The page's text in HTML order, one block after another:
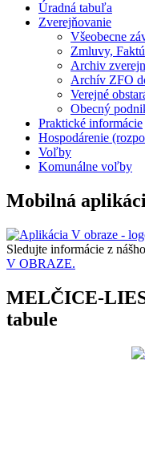
Úradná tabuľa
Zverejňovanie
Všeobecne
Zmluvy,
Archiv
Archív ZFO
Verejné
Obecný
Praktické informácie
Hospodárenie
Voľby
Komunálne voľby
Mobilná
Sledujte informácie z
V OBRAZE.
MELČICE-
tabule